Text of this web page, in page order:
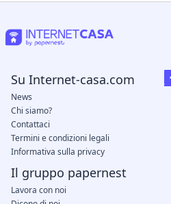
Su Internet-casa.com
News
Chi siamo?
Contattaci
Termini e condizioni legali
Informativa sulla privacy
Il gruppo papernest
Lavora con noi